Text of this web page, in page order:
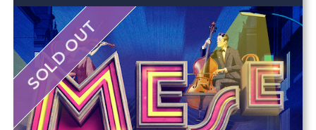
SOLD OUT